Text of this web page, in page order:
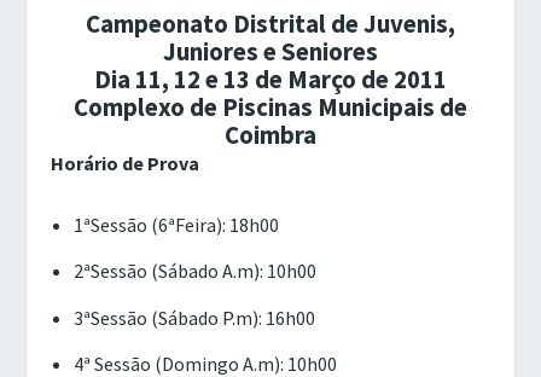
Campeonato Distrital de Juvenis,
Juniores e Seniores
Dia 11, 12 e 13 de Março de 2011
Complexo de Piscinas Municipais de
Coimbra
Horário de Prova
1ªSessão (6ªFeira): 18h00
2ªSessão (Sábado A.m): 10h00
3ªSessão (Sábado P.m): 16h00
4ª Sessão (Domingo A.m): 10h00